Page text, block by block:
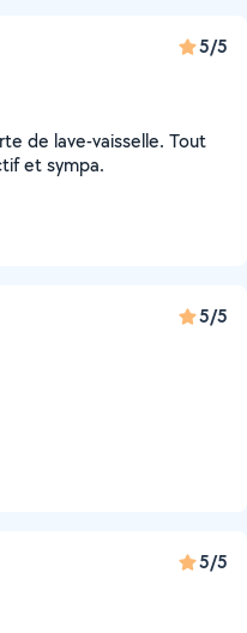
5/5
de lave-vaisselle. Tout
et sympa.
5/5
5/5